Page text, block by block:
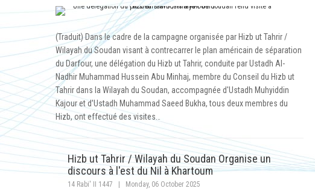
(Traduit) Dans le cadre de la campagne organisée par Hizb ut Tahrir /
Wilayah du Soudan visant à contrecarrer le plan américain de séparation
du Darfour, une délégation du Hizb ut Tahrir, conduite par Ustadh Al-
Nadhir Muhammad Hussein Abu Minhaj, membre du Conseil du Hizb ut
Tahrir dans la Wilayah du Soudan, accompagnée d'Ustadh Muhyiddin
Kajour et d'Ustadh Muhammad Saeed Bukha, tous deux membres du
Hizb, ont effectué des visites…
Hizb ut Tahrir / Wilayah du Soudan Organise un
discours à l'est du Nil à Khartoum
14 Rabi' II 1447 Monday, 06 October 2025